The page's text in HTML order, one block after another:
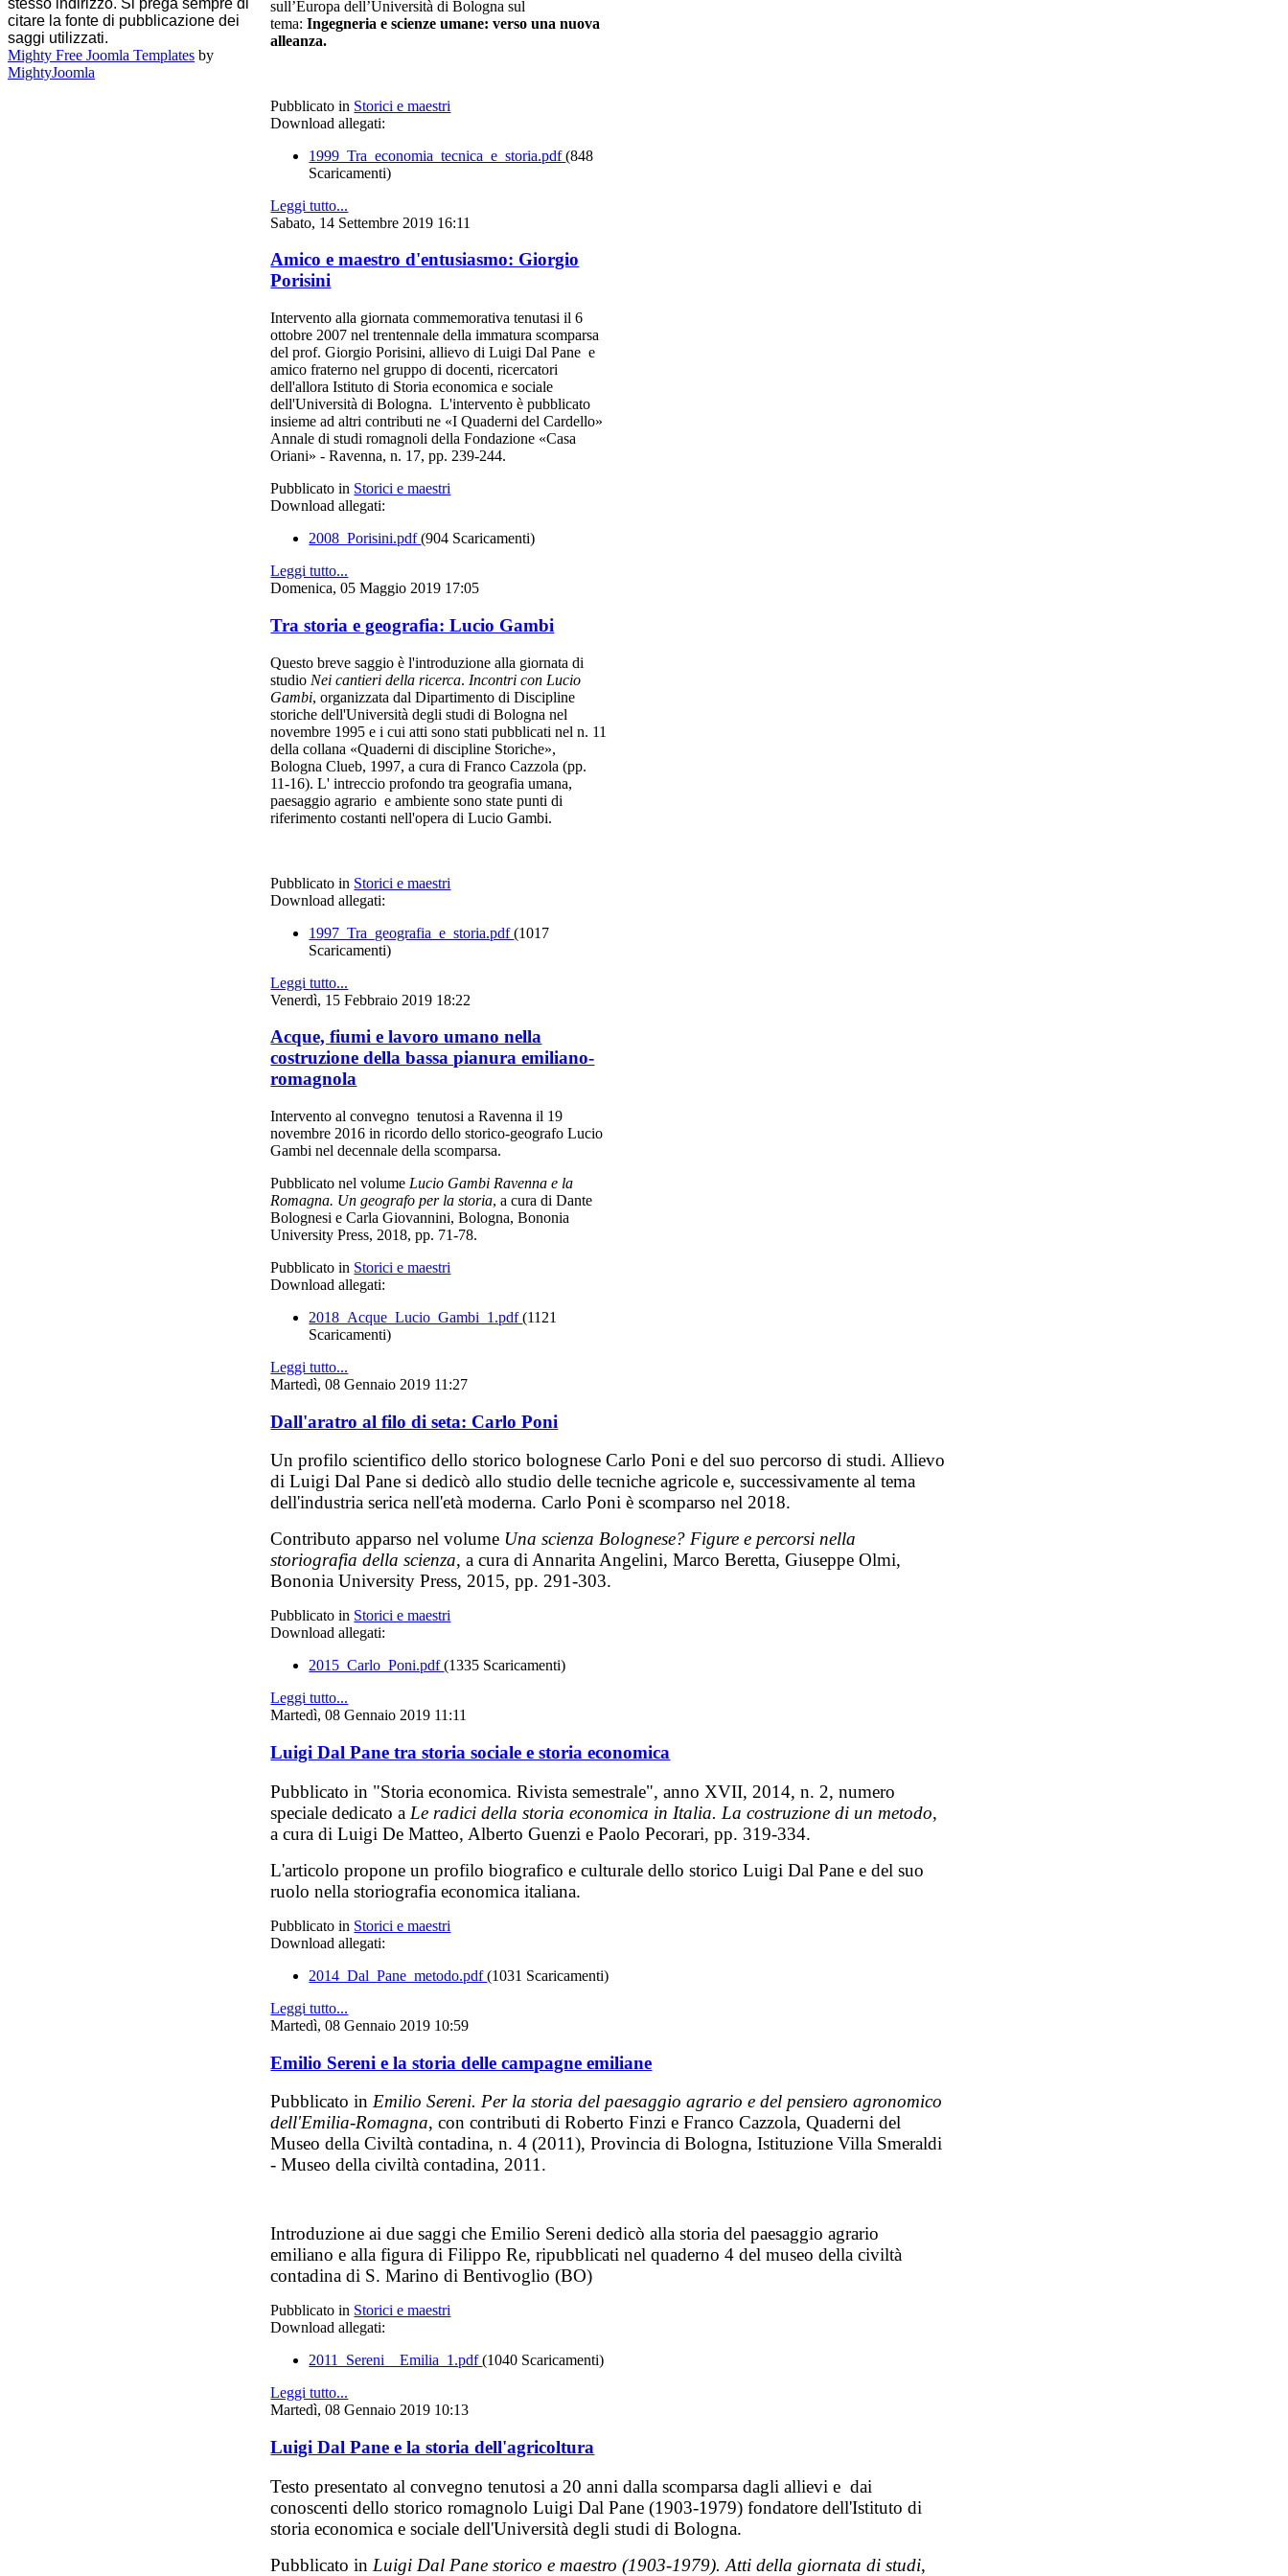
sull’Europa dell’Università di Bologna sul
tema:Ingegneria e scienze umane: verso una nuova
alleanza.
Pubblicato in Storici e maestri
Download allegati:
1999_Tra_economia_tecnica_e_storia.pdf(848
Scaricamenti)
Leggi tutto...
Sabato, 14 Settembre 2019 16:11
Amico e maestro d'entusiasmo: Giorgio
Porisini
Intervento alla giornata commemorativa tenutasi il 6
ottobre 2007 nel trentennale della immatura scomparsa
del prof. Giorgio Porisini, allievo di Luigi Dal Pane e
amico fraterno nel gruppo di docenti, ricercatori
dell'allora Istituto di Storia economica e sociale
dell'Università di Bologna. L'intervento è pubblicato
insieme ad altri contributi ne «I Quaderni del Cardello»
Annale di studi romagnoli della Fondazione «Casa
Oriani» - Ravenna, n. 17, pp. 239-244.
Pubblicato in Storici e maestri
Download allegati:
2008_Porisini.pdf(904 Scaricamenti)
Leggi tutto...
Domenica, 05 Maggio 2019 17:05
Tra storia e geografia: Lucio Gambi
Questo breve saggio è l'introduzione alla giornata di
studio Nei cantieri della ricerca. Incontri con Lucio
Gambi, organizzata dal Dipartimento di Discipline
storiche dell'Università degli studi di Bologna nel
novembre 1995 e i cui atti sono stati pubblicati nel n. 11
della collana «Quaderni di discipline Storiche»,
Bologna Clueb, 1997, a cura di Franco Cazzola (pp.
11-16). L' intreccio profondo tra geografia umana,
paesaggio agrario e ambiente sono state punti di
riferimento costanti nell'opera di Lucio Gambi.
Pubblicato in Storici e maestri
Download allegati:
1997_Tra_geografia_e_storia.pdf(1017
Scaricamenti)
Leggi tutto...
Venerdì, 15 Febbraio 2019 18:22
Acque, fiumi e lavoro umano nella
costruzione della bassa pianura emiliano-
romagnola
Intervento al convegno tenutosi a Ravenna il 19
novembre 2016 in ricordo dello storico-geografo Lucio
Gambi nel decennale della scomparsa.
Pubblicato nel volume Lucio Gambi Ravenna e la
Romagna. Un geografo per la storia, a cura di Dante
Bolognesi e Carla Giovannini, Bologna, Bononia
University Press, 2018, pp. 71-78.
Pubblicato in Storici e maestri
Download allegati:
2018_Acque_Lucio_Gambi_1.pdf(1121
Scaricamenti)
Leggi tutto...
Martedì, 08 Gennaio 2019 11:27
Dall'aratro al filo di seta: Carlo Poni
Un profilo scientifico dello storico bolognese Carlo Poni e del suo percorso di studi. Allievo
di Luigi Dal Pane si dedicò allo studio delle tecniche agricole e, successivamente al tema
dell'industria serica nell'età moderna. Carlo Poni è scomparso nel 2018.
Contributo apparso nel volume Una scienza Bolognese? Figure e percorsi nella
storiografia della scienza, a cura di Annarita Angelini, Marco Beretta, Giuseppe Olmi,
Bononia University Press, 2015, pp. 291-303.
Pubblicato in Storici e maestri
Download allegati:
2015_Carlo_Poni.pdf(1335 Scaricamenti)
Leggi tutto...
Martedì, 08 Gennaio 2019 11:11
Luigi Dal Pane tra storia sociale e storia economica
Pubblicato in "Storia economica. Rivista semestrale", anno XVII, 2014, n. 2, numero
speciale dedicato a Le radici della storia economica in Italia. La costruzione di un metodo,
a cura di Luigi De Matteo, Alberto Guenzi e Paolo Pecorari, pp. 319-334.
L'articolo propone un profilo biografico e culturale dello storico Luigi Dal Pane e del suo
ruolo nella storiografia economica italiana.
Pubblicato in Storici e maestri
Download allegati:
2014_Dal_Pane_metodo.pdf(1031 Scaricamenti)
Leggi tutto...
Martedì, 08 Gennaio 2019 10:59
Emilio Sereni e la storia delle campagne emiliane
Pubblicato inEmilio Sereni. Per la storia del paesaggio agrario e del pensiero agronomico
dell'Emilia-Romagna, con contributi di Roberto Finzi e Franco Cazzola, Quaderni del
Museo della Civiltà contadina, n. 4 (2011), Provincia di Bologna, Istituzione Villa Smeraldi
- Museo della civiltà contadina, 2011.
Introduzione ai due saggi che Emilio Sereni dedicò alla storia del paesaggio agrario
emiliano e alla figura di Filippo Re, ripubblicati nel quaderno 4 del museo della civiltà
contadina di S. Marino di Bentivoglio (BO)
Pubblicato in Storici e maestri
Download allegati:
2011_Sereni__Emilia_1.pdf(1040 Scaricamenti)
Leggi tutto...
Martedì, 08 Gennaio 2019 10:13
Luigi Dal Pane e la storia dell'agricoltura
Testo presentato al convegno tenutosi a 20 anni dalla scomparsa dagli allievi e dai
conoscenti dello storico romagnolo Luigi Dal Pane (1903-1979) fondatore dell'Istituto di
storia economica e sociale dell'Università degli studi di Bologna.
Pubblicato in Luigi Dal Pane storico e maestro (1903-1979). Atti della giornata di studi,
citare la fonte di pubblicazione dei
saggi utilizzati.
Mighty Free Joomla Templates by
MightyJoomla